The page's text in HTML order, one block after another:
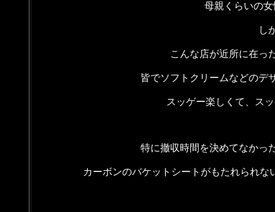
母親くらいの
し
こんな店が近所に在
皆でソフトクリームなどのデ
スッゲー楽しくて、ス
特に撤収時間を決めてなかっ
カーボンのバケットシートがもたれられ